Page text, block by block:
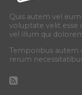
Quis autem vel
voluptate velit esse
vel illum qui
Temporibus autem
rerum